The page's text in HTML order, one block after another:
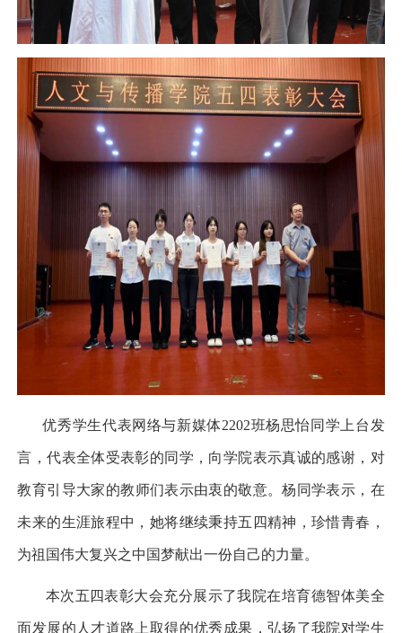
优秀学生代表网络与新媒体2202班杨思怡同学 上台发
言，代表全体受表彰的同学，向学院表示真诚的感谢， 对
教育引导大家的教师们表示由衷的敬意。杨同学表示， 在
未来的生涯旅程中， 她将继续秉持五四精神，珍惜青春，
为祖 国伟大复兴之中国梦献出一份自己的力量。
本次五四表彰大会充分展示了我院在培育德智体美全
面发展的人才道路上取得的优秀 成果， 弘扬了我院对学生